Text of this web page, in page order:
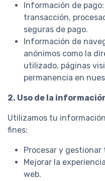
Información de
transacción,
seguras de pago.
Información de
anónimos como la
utilizado, páginas
permanencia en
2. Uso de la
Utilizamos tu
fines:
Procesar y gestionar
Mejorar la
web.